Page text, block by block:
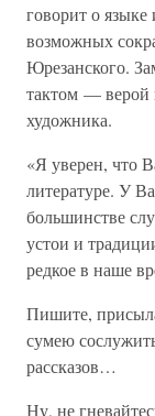
говорит о
возможных
Юрезанского.
тактом — верой
художника.
«Я уверен, что
литературе. У
большинстве
устои и
редкое в наше
Пишите,
сумею
рассказов…
Ну, не